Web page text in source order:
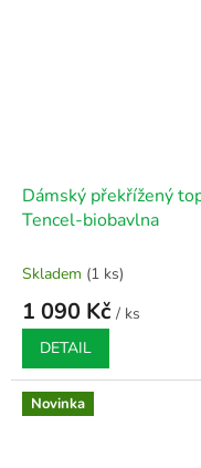
Dámský překřížený
Tencel-biobavlna
Skladem (1 ks)
1 090 Kč / ks
DETAIL
Novinka